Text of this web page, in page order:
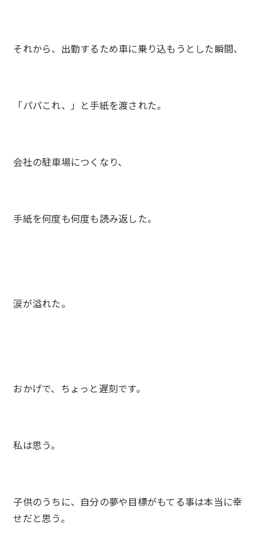
それから、出勤するため車に乗り込もうとした瞬間、
「パパこれ、」と手紙を渡された。
会社の駐車場につくなり、
手紙を何度も何度も読み返した。
涙が溢れた。
おかげで、ちょっと遅刻です。
私は思う。
子供のうちに、自分の夢や目標がもてる事は本当に幸
せだと思う。